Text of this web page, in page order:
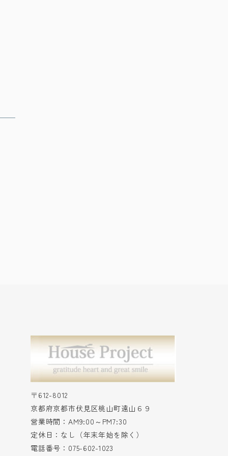
〒612-8012
京都府京都市伏見区桃山町遠山６９
営業時間：AM9:00～PM7:30
定休日：なし（年末年始を除く）
電話番号：075-602-1023